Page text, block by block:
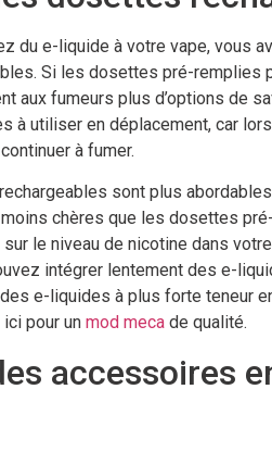
du e-liquide à votre vape, vous
Si les dosettes pré-remplies
aux fumeurs plus d’options de
à utiliser en déplacement, car
à fumer.
sont plus
chères que les dosettes
le niveau de nicotine dans
intégrer lentement des e-
e-liquides à plus forte teneur
pour un mod meca de qualité.
accessoires